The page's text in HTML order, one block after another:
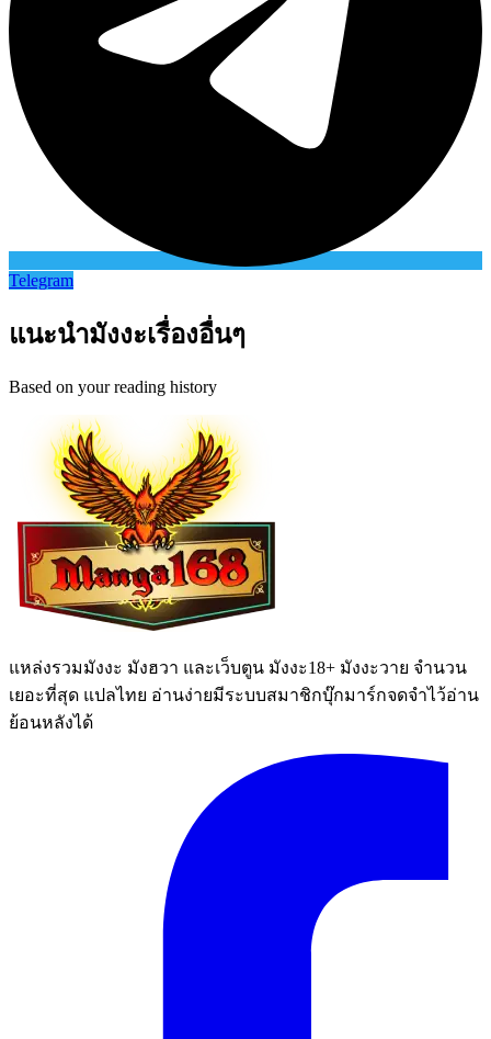
Telegram
แนะนำมังงะเรื่องอื่นๆ
Based on your reading history
แหล่งรวมมังงะ มังฮวา และเว็บตูน มังงะ18+ มังงะวาย จำนวน
เยอะที่สุด แปลไทย อ่านง่ายมีระบบสมาชิกบุ๊กมาร์กจดจำไว้อ่าน
ย้อนหลังได้